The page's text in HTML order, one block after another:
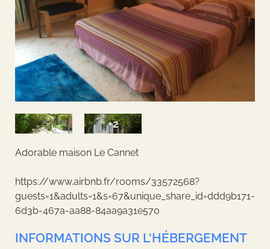
+2
Adorable maison Le Cannet
https://www.airbnb.fr/rooms/33572568?
guests=1&adults=1&s=67&unique_share_id=ddd9b171-
6d3b-467a-aa88-84aa9a31e570
INFORMATIONS SUR L'HÉBERGEMENT